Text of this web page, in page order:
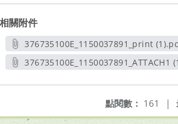
相關附件
376735100E_1150037891_print
另開新視窗
376735100E_1150037891_ATTACH1
點閱數： 161 |